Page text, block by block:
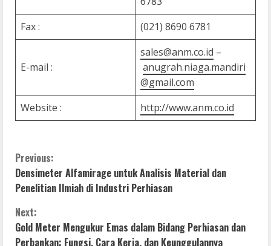
Fax :
(021) 8690 6781
E-mail :
sales@anm.co.id –
anugrah.niaga.mandiri
@gmail.com
Website :
http://www.anm.co.id
C
o
n
t
Previous:
Densimeter Alfamirage untuk Analisis Material dan
Penelitian Ilmiah di Industri Perhiasan
Next:
Gold Meter Mengukur Emas dalam Bidang Perhiasan dan
Perbankan: Fungsi, Cara Kerja, dan Keunggulannya